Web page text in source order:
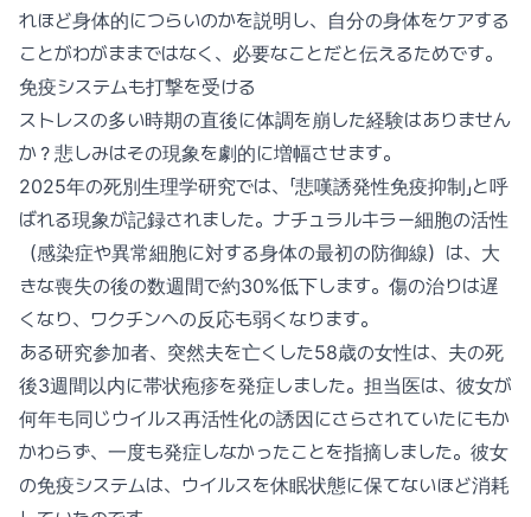
れほど身体的につらいのかを説明し、自分の身体をケアする
ことがわがままではなく、必要なことだと伝えるためです。
免疫システムも打撃を受ける
ストレスの多い時期の直後に体調を崩した経験はありません
か？悲しみはその現象を劇的に増幅させます。
2025年の死別生理学研究では、「悲嘆誘発性免疫抑制」と呼
ばれる現象が記録されました。ナチュラルキラー細胞の活性
（感染症や異常細胞に対する身体の最初の防御線）は、大
きな喪失の後の数週間で約30%低下します。傷の治りは遅
くなり、ワクチンへの反応も弱くなります。
ある研究参加者、突然夫を亡くした58歳の女性は、夫の死
後3週間以内に帯状疱疹を発症しました。担当医は、彼女が
何年も同じウイルス再活性化の誘因にさらされていたにもか
かわらず、一度も発症しなかったことを指摘しました。彼女
の免疫システムは、ウイルスを休眠状態に保てないほど消耗